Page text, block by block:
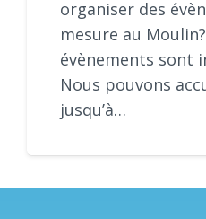
organiser des
mesure au Moulin?
évènements sont
Nous pouvons
jusqu’à…